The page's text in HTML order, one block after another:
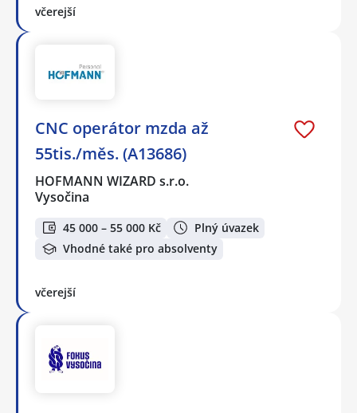
včerejší
CNC operátor mzda až
55tis./měs. (A13686)
HOFMANN WIZARD s.r.o.
Vysočina
45 000 – 55 000 Kč
Plný úvazek
Vhodné také pro absolventy
včerejší